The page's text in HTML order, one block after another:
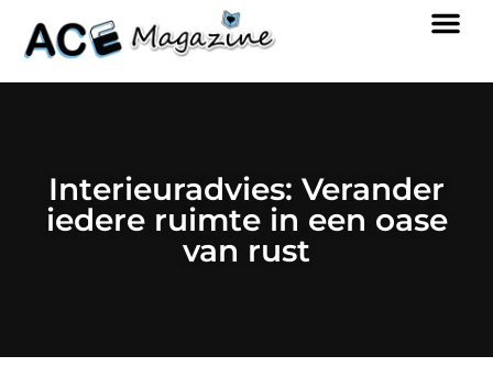
Interieuradvies: Verander
iedere ruimte in een oase
van rust